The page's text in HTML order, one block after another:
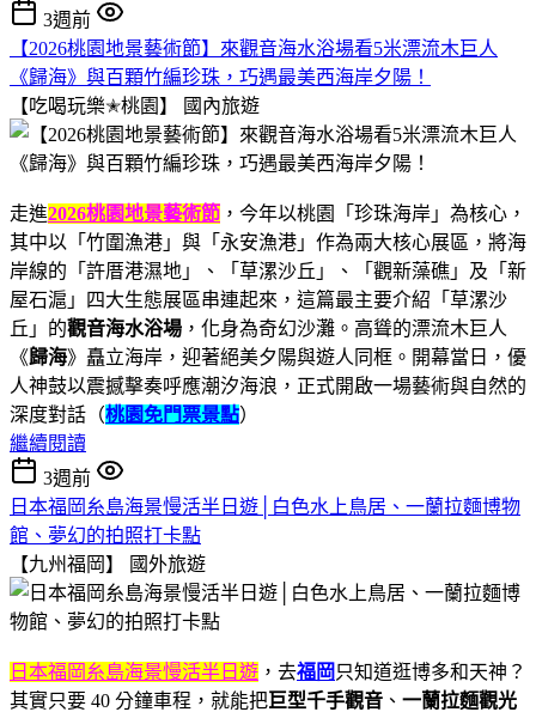
3週前
【2026桃園地景藝術節】來觀音海水浴場看5米漂流木巨人
《歸海》與百顆竹編珍珠，巧遇最美西海岸夕陽！
【吃喝玩樂✭桃園】
國內旅遊
走進2026桃園地景藝術節 ，今年以桃園「珍珠海岸」為核心，
其中以「竹圍漁港」與「永安漁港」作為兩大核心展區，將海
岸線的「許厝港濕地」、「草漯沙丘」、「觀新藻礁」及「新
屋石滬」四大生態展區串連起來，這篇最主要介紹「草漯沙
丘」的觀音海水浴場 ，化身為奇幻沙灘。高聳的漂流木巨人
《歸海》矗立海岸，迎著絕美夕陽與遊人同框。開幕當日，優
人神鼓以震撼擊奏呼應潮汐海浪，正式開啟一場藝術與自然的
深度對話（桃園免門票景點）
繼續閱讀
3週前
日本福岡糸島海景慢活半日遊│白色水上鳥居、一蘭拉麵博物
館、夢幻的拍照打卡點
【九州福岡】
國外旅遊
日本福岡糸島海景慢活半日遊 ，去福岡 只知道逛博多和天神？
其實只要 40 分鐘車程，就能把巨型千手觀音 、 一蘭拉麵觀光